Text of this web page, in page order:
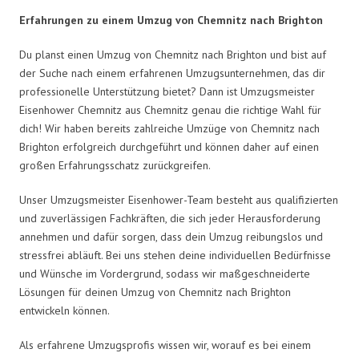
Erfahrungen zu einem Umzug von Chemnitz nach Brighton
Du planst einen Umzug von Chemnitz nach Brighton und bist auf
der Suche nach einem erfahrenen Umzugsunternehmen, das dir
professionelle Unterstützung bietet? Dann ist Umzugsmeister
Eisenhower Chemnitz aus Chemnitz genau die richtige Wahl für
dich! Wir haben bereits zahlreiche Umzüge von Chemnitz nach
Brighton erfolgreich durchgeführt und können daher auf einen
großen Erfahrungsschatz zurückgreifen.
Unser Umzugsmeister Eisenhower-Team besteht aus qualifizierten
und zuverlässigen Fachkräften, die sich jeder Herausforderung
annehmen und dafür sorgen, dass dein Umzug reibungslos und
stressfrei abläuft. Bei uns stehen deine individuellen Bedürfnisse
und Wünsche im Vordergrund, sodass wir maßgeschneiderte
Lösungen für deinen Umzug von Chemnitz nach Brighton
entwickeln können.
Als erfahrene Umzugsprofis wissen wir, worauf es bei einem